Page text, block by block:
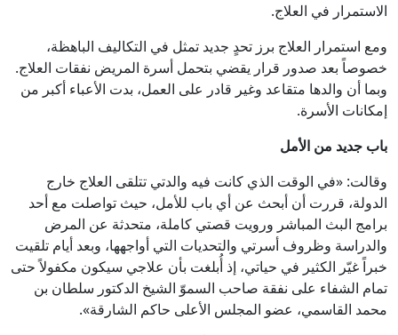
الاستمرار في العلاج.
ومع استمرار العلاج برز تحدٍ جديد تمثل في التكاليف الباهظة،
خصوصاً بعد صدور قرار يقضي بتحمل أسرة المريض نفقات العلاج.
وبما أن والدها متقاعد وغير قادر على العمل، بدت الأعباء أكبر من
إمكانات الأسرة.
باب جديد من الأمل
وقالت: «في الوقت الذي كانت فيه والدتي تتلقى العلاج خارج
الدولة، قررت أن أبحث عن أي باب للأمل، حيث تواصلت مع أحد
برامج البث المباشر ورويت قصتي كاملة، متحدثة عن المرض
والدراسة وظروف أسرتي والتحديات التي أواجهها، وبعد أيام تلقيت
خبراً غيّر الكثير في حياتي، إذ أُبلغت بأن علاجي سيكون مكفولاً حتى
تمام الشفاء على نفقة صاحب السموّ الشيخ الدكتور سلطان بن
محمد القاسمي، عضو المجلس الأعلى حاكم الشارقة».